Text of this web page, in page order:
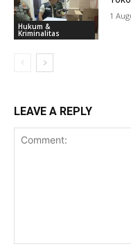
Hukum &
Kriminalitas
1
LEAVE A REPLY